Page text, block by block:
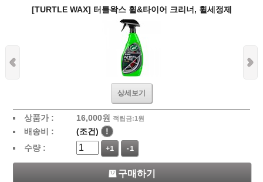
[TURTLE WAX] 터틀왁스 휠&타이어 크리너, 휠세정제
상세보기
상품가 : 16,000원 적립금:1원
배송비 : (조건)
!
수량 :
+1 -1
구매하기